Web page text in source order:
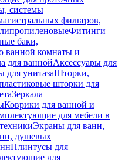
системы
фильтров,
Фитинги
баки,
ванной комнаты и
для ваннойАксессуары для
для унитазаШторки,
шторки для
Зеркала
Коврики для ванной и
для мебели в
Экраны для ванн,
душевых
Плинтусы для
для